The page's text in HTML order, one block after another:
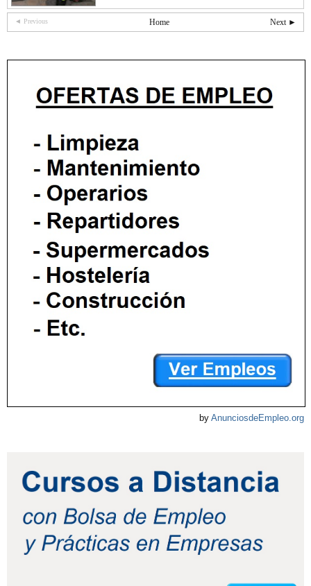
◄ Previous Next ►
Home
by AnunciosdeEmpleo.org